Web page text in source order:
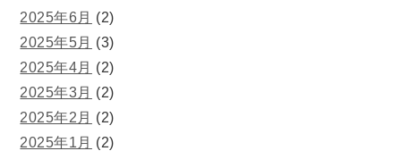
2025年6月 (2)
2025年5月 (3)
2025年4月 (2)
2025年3月 (2)
2025年2月 (2)
2025年1月 (2)